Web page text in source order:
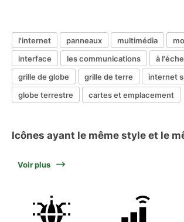
l'internet panneaux multimédia
interface
les communications
à
grille de globe
grille de terre
internet
globe terrestre
cartes et emplacement
Icônes ayant le même style et le
Voir plus